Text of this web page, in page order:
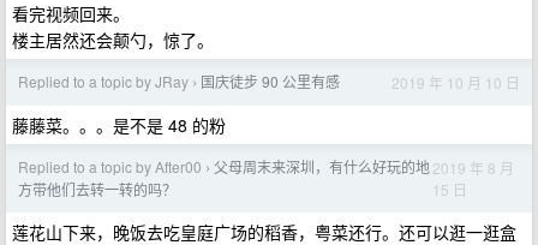
看完视频回来。
楼主居然还会颠勺，惊了。
Replied to a topic by JRay › 国庆徒步 90 公里有感 2019 年 10 月 10 日
藤藤菜。。。是不是 48 的粉
Replied to a topic by After00 › 父母周末来深圳，有什么好玩的地
方带他们去转一转的吗？
2019 年 8 月
15 日
莲花山下来，晚饭去吃皇庭广场的稻香，粤菜还行。还可以逛一逛盒